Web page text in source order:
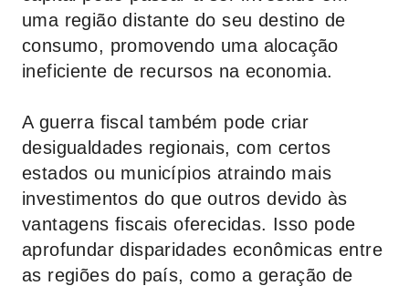
uma região distante do seu destino de
consumo, promovendo uma alocação
ineficiente de recursos na economia.
A guerra fiscal também pode criar
desigualdades regionais, com certos
estados ou municípios atraindo mais
investimentos do que outros devido às
vantagens fiscais oferecidas. Isso pode
aprofundar disparidades econômicas entre
as regiões do país, como a geração de